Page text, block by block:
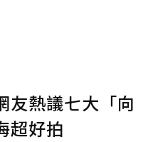
友熱議七大「向
超好拍